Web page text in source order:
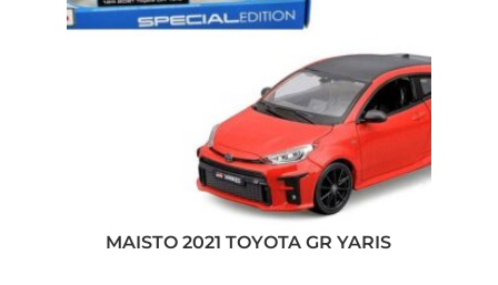
MAISTO 2021 TOYOTA GR YARIS